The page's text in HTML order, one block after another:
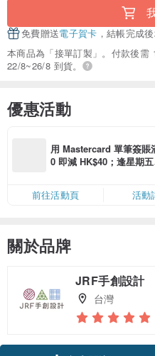
免費贈送電子賀卡 ，結帳完成
本商品為「接單訂製」。付款後
22/8~26/8 到貨。
優惠活動
用 Mastercard 單筆簽賬
0 即減 HK$40；逢星期
卡」結帳）
前往活動頁 活動
關於品牌
JRF手創設計
台灣
領優惠券